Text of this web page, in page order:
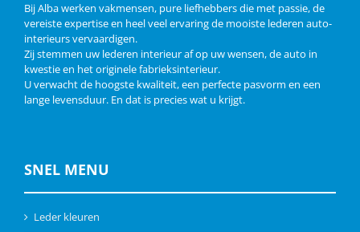
Bij Alba werken vakmensen, pure liefhebbers die met passie, de
vereiste expertise en heel veel ervaring de mooiste lederen auto-
interieurs vervaardigen.
Zij stemmen uw lederen interieur af op uw wensen, de auto in
kwestie en het originele fabrieksinterieur.
U verwacht de hoogste kwaliteit, een perfecte pasvorm en een
lange levensduur. En dat is precies wat u krijgt.
SNEL MENU
Leder kleuren